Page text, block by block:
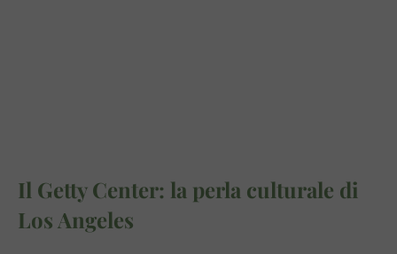
Il Getty Center: la perla culturale di
Los Angeles